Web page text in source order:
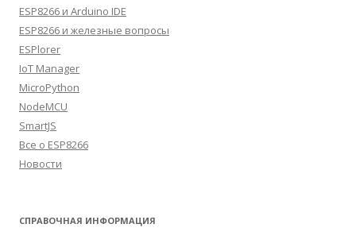
ESP8266 и Arduino IDE
ESP8266 и железные вопросы
ESPlorer
IoT Manager
MicroPython
NodeMCU
SmartJS
Все о ESP8266
Новости
СПРАВОЧНАЯ ИНФОРМАЦИЯ